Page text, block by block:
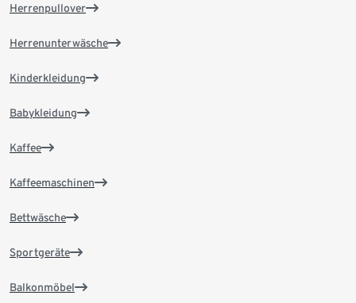
Herrenpullover
Herrenunterwäsche
Kinderkleidung
Babykleidung
Kaffee
Kaffeemaschinen
Bettwäsche
Sportgeräte
Balkonmöbel